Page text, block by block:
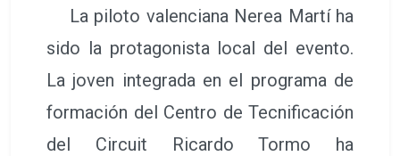
La piloto valenciana Nerea Martí ha
sido la protagonista local del evento.
La joven integrada en el programa de
formación del Centro de Tecnificación
del Circuit Ricardo Tormo ha